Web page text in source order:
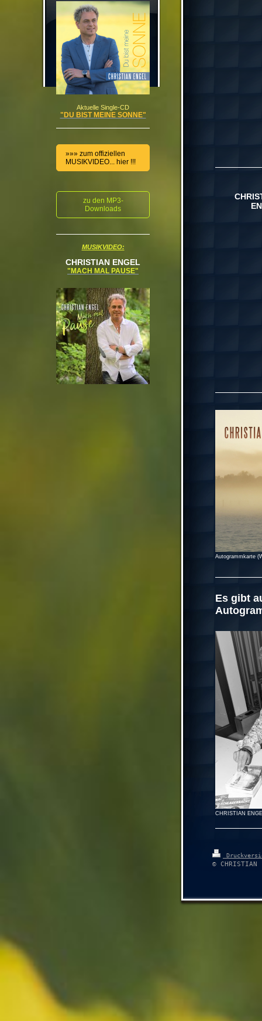
Autogrammkarte
Es gibt
CHRISTIAN
© CHRISTIAN
Aktuelle Single-CD
"DU BIST MEINE SONNE"
»»» zum offiziellen
MUSIKVIDEO... hier !!!
zu den MP3-
Downloads
MUSIKVIDEO:
CHRISTIAN ENGEL
"MACH MAL PAUSE"